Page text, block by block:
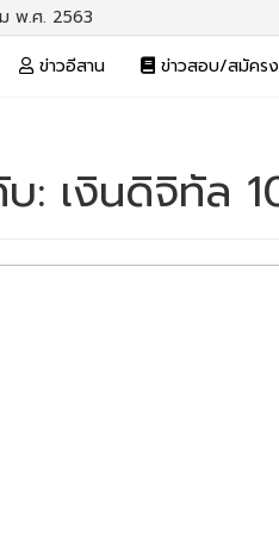
พ.ศ. 2563
ข่าวอีสาน ข่าวสอบ/สมัคร
: เงินดิจิทัล